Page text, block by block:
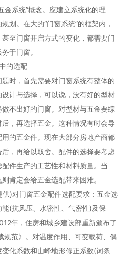
金系统”概念。应建立系统化的理
划。在大的“门窗系统”的框架内，
至门窗开启方式的变化，都需要门
于门窗。
的选配
时，首先需要对门窗系统有整体的
计与选择，可以说，没有好的型材
不出好的门窗。对型材与五金要综
，再选择五金。这种情况有时会导
的五金件。现在大部分房地产商都
，再给以取舍。配件的选择要考虑
件生产的工艺性和材料质量。当
肯定会给五金选配带来困难。
供)对门窗五金配件选配要求：五金选
(抗风压、水密性、气密性)及保
年，住房和城乡建设部重新颁布了
范》。对温度作用、可变载荷、偶
化系数和山峰地形修正系数(词条